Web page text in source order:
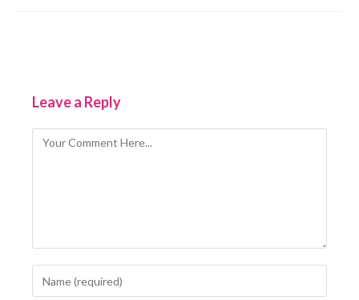
Leave a Reply